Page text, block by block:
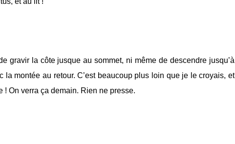
gravir la côte jusque au sommet, ni même de descendre jusqu’à
la montée au retour. C’est beaucoup plus loin que je le croyais, et
! On verra ça demain. Rien ne presse.